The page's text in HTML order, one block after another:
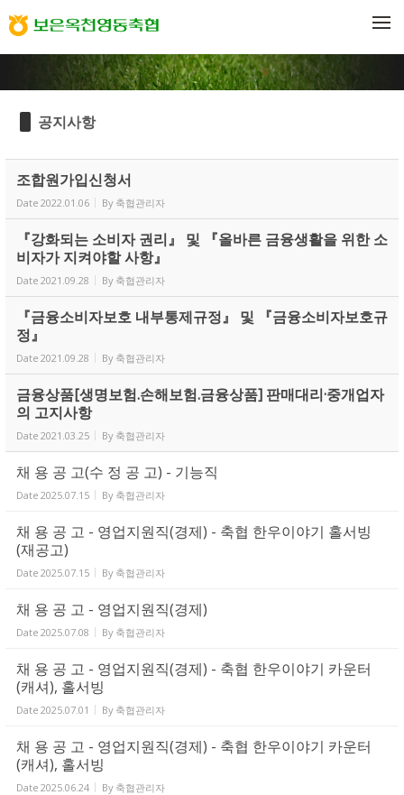
공지사항
조합원가입신청서
Date 2022.01.06 By 축협관리자
『강화되는 소비자 권리』 및 『올바른 금융생활을 위한 소
비자가 지켜야할 사항』
Date 2021.09.28 By 축협관리자
『금융소비자보호 내부통제규정』 및 『금융소비자보호규
정』
Date 2021.09.28 By 축협관리자
금융상품[생명보험.손해보험.금융상품] 판매대리·중개업자
의 고지사항
Date 2021.03.25 By 축협관리자
채 용 공 고(수 정 공 고) - 기능직
Date 2025.07.15 By 축협관리자
채 용 공 고 - 영업지원직(경제) - 축협 한우이야기 홀서빙
(재공고)
Date 2025.07.15 By 축협관리자
채 용 공 고 - 영업지원직(경제)
Date 2025.07.08 By 축협관리자
채 용 공 고 - 영업지원직(경제) - 축협 한우이야기 카운터
(캐셔), 홀서빙
Date 2025.07.01 By 축협관리자
채 용 공 고 - 영업지원직(경제) - 축협 한우이야기 카운터
(캐셔), 홀서빙
Date 2025.06.24 By 축협관리자